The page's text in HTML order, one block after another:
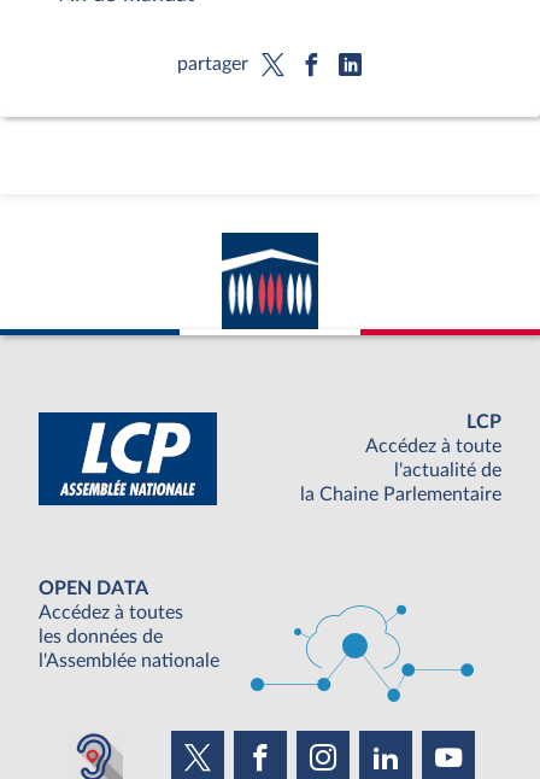
partager
LCP
Accédez à toute
l'actualité de
la Chaine Parlementaire
OPEN DATA
Accédez à toutes
les données de
l'Assemblée nationale